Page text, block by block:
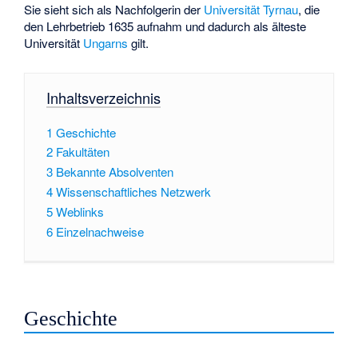
Sie sieht sich als Nachfolgerin der Universität Tyrnau, die
den Lehrbetrieb 1635 aufnahm und dadurch als älteste
Universität Ungarns gilt.
Inhaltsverzeichnis
1 Geschichte
2 Fakultäten
3 Bekannte Absolventen
4Wissenschaftliches Netzwerk
5Weblinks
6 Einzelnachweise
Geschichte